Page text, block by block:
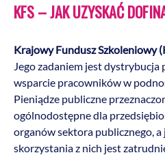
KFS – JAK UZYSKAĆ
Krajowy Fundusz Szkoleniowy
Jego zadaniem jest
wsparcie pracowników w
Pieniądze publiczne
ogólnodostępne dla
organów sektora publicznego,
skorzystania z nich jest